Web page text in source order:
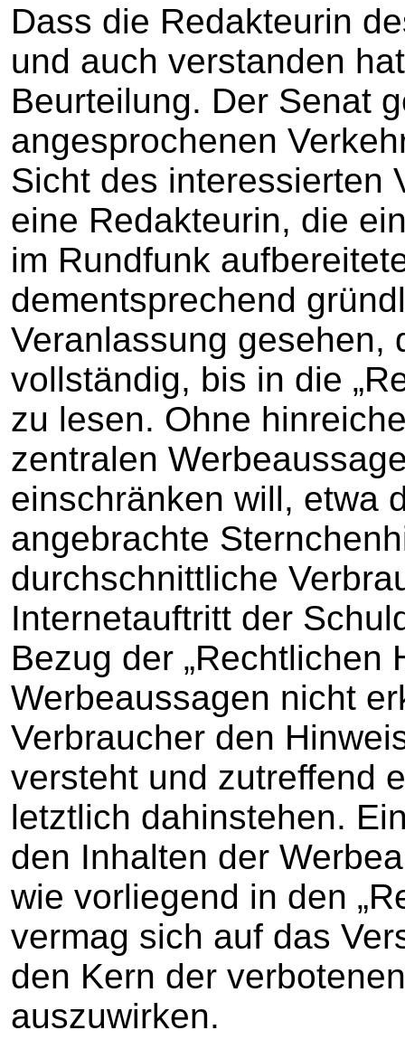
Dass die Redakteurin
und auch verstanden
Beurteilung. Der Senat
angesprochenen
Sicht des interessierten
eine Redakteurin, die
im Rundfunk
dementsprechend
Veranlassung gesehen,
vollständig, bis in die
zu lesen. Ohne
zentralen
einschränken will, etwa
angebrachte
durchschnittliche
Internetauftritt der
Bezug der „Rechtlichen
Werbeaussagen nicht
Verbraucher den
versteht und zutreffend
letztlich dahinstehen.
den Inhalten der
wie vorliegend in den
vermag sich auf das
den Kern der
auszuwirken.